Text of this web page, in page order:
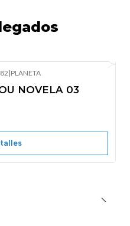
|PLANETA
NOVELA 03